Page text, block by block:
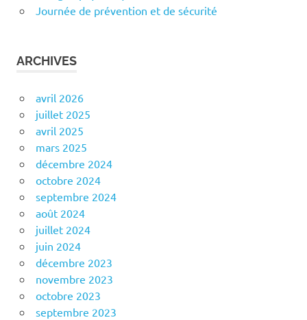
Journée de prévention et de sécurité
ARCHIVES
avril 2026
juillet 2025
avril 2025
mars 2025
décembre 2024
octobre 2024
septembre 2024
août 2024
juillet 2024
juin 2024
décembre 2023
novembre 2023
octobre 2023
septembre 2023